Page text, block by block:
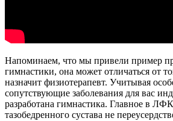
Напоминаем, что мы привели пример
гимнастики, она может отличаться от
назначит физиотерапевт. Учитывая
сопутствующие заболевания для вас
разработана гимнастика. Главное в
тазобедренного сустава не